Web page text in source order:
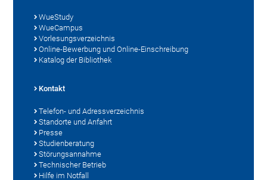
WueStudy
WueCampus
Vorlesungsverzeichnis
Online-Bewerbung und Online-Einschreibung
Katalog der Bibliothek
Kontakt
Telefon- und Adressverzeichnis
Standorte und Anfahrt
Presse
Studienberatung
Störungsannahme
Technischer Betrieb
Hilfe im Notfall